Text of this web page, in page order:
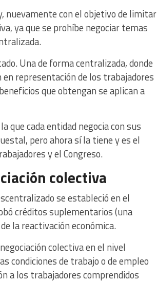
nuevamente con el objetivo de limitar
ya que se prohíbe negociar temas
Una de forma centralizada, donde
representación de los trabajadores
que obtengan se aplican a
que cada entidad negocia con sus
pero ahora sí la tiene y es el
y el Congreso.
colectiva
se estableció en el
créditos suplementarios (una
la reactivación económica.
colectiva en el nivel
condiciones de trabajo o de empleo
a los trabajadores comprendidos